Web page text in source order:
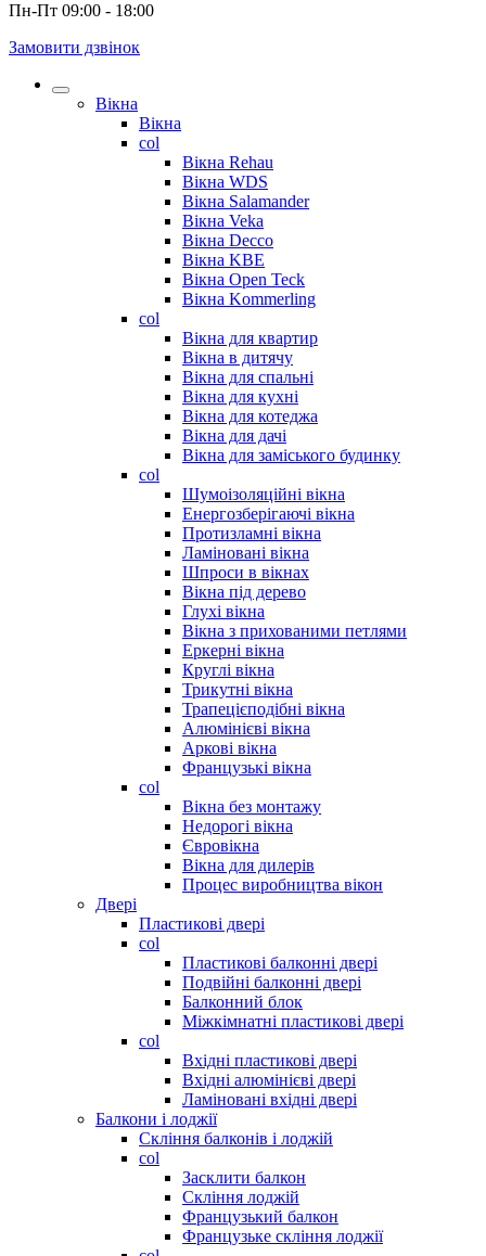
Пн-Пт 09:00 - 18:00
Замовити дзвінок
Вікна
Вікна
col
Вікна Rehau
Вікна WDS
Вікна Salamander
Вікна Veka
Вікна Decco
Вікна KBE
Вікна Open Teck
Вікна Kommerling
col
Вікна для квартир
Вікна в дитячу
Вікна для спальні
Вікна для кухні
Вікна для котеджа
Вікна для дачі
Вікна для заміського будинку
col
Шумоізоляційні вікна
Енергозберігаючі вікна
Протизламні вікна
Ламіновані вікна
Шпроси в вікнах
Вікна під дерево
Глухі вікна
Вікна з прихованими петлями
Еркерні вікна
Круглі вікна
Трикутні вікна
Трапецієподібні вікна
Алюмінієві вікна
Аркові вікна
Французькі вікна
col
Вікна без монтажу
Недорогі вікна
Євровікна
Вікна для дилерів
Процес виробництва вікон
Двері
Пластикові двері
col
Пластикові балконні двері
Подвійні балконні двері
Балконний блок
Міжкімнатні пластикові двері
col
Вхідні пластикові двері
Вхідні алюмінієві двері
Ламіновані вхідні двері
Балкони і лоджії
Скління балконів і лоджій
col
Засклити балкон
Скління лоджій
Французький балкон
Французьке скління лоджії